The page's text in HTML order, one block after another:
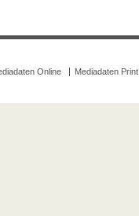
Online Mediadaten Print